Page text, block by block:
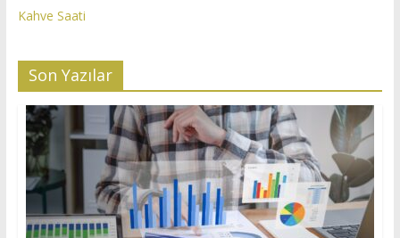
Kahve Saati
Son Yazılar